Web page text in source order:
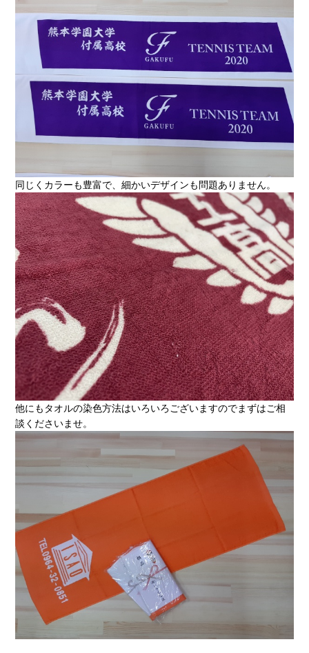
同じくカラーも豊富で、細かいデザインも問題ありません。
他にもタオルの染色方法はいろいろございますのでまずはご相
談くださいませ。